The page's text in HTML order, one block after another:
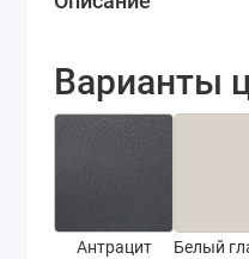
Варианты
Антрацит Белый